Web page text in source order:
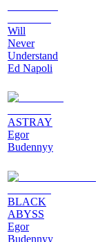
Will
Never
Understand
Ed Napoli
ASTRAY
Egor
Budennyy
BLACK
ABYSS
Egor
Budennyy